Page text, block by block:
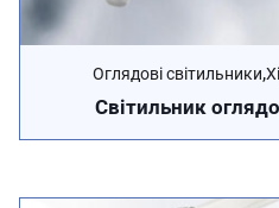
Оглядові світильники,
Cвітильник